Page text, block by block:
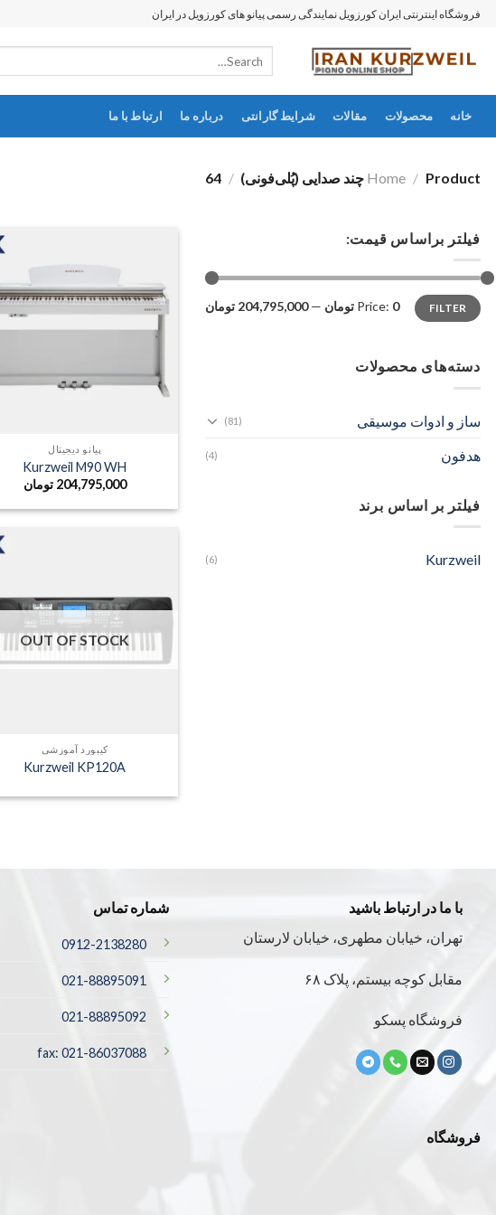
پرش
محتوا
فروشگاه اینترنتی ایران کورزویل نمایندگی رسمی پیانو های کورزویل در ایران
خانه محصولات مقالات شرایط گارانتی درباره ما ارتباط با ما
Home / Product چند صدایی (پُلی‌فونی) /
64
فیلتر براساس قیمت:
Min
price
Max
price
FILTER
Price: 0 تومان —204,795,000 تومان
دسته‌های محصولات
ساز و ادوات موسیقی (81)
هدفون (4)
فیلتر بر اساس برند
Kurzweil
(6)
پیانو دیجیتال
Kurzweil M90 WH
204,795,000 تومان
OUT OF STOCK
کیبورد آموزشی
Kurzweil KP120A
با ما در ارتباط باشید
تهران، خیابان مطهری، خیابان لارستان
مقابل کوچه بیستم، پلاک ۶۸
فروشگاه پسکو
شماره تماس
0912-2138280
021-88895091
021-88895092
fax: 021-86037088
فروشگاه